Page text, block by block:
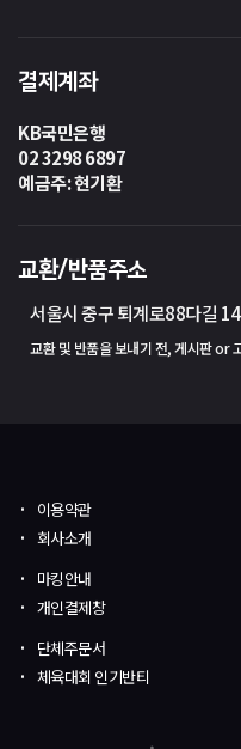
결제계좌
KB국민은행
02 3298 6897
예금주: 현기환
교환/반품주소
서울시 중구 퇴계로88다길
교환 및 반품을 보내기 전, 게시판 or
이용약관
회사소개
마킹안내
개인결제창
단체주문서
체육대회 인기반티